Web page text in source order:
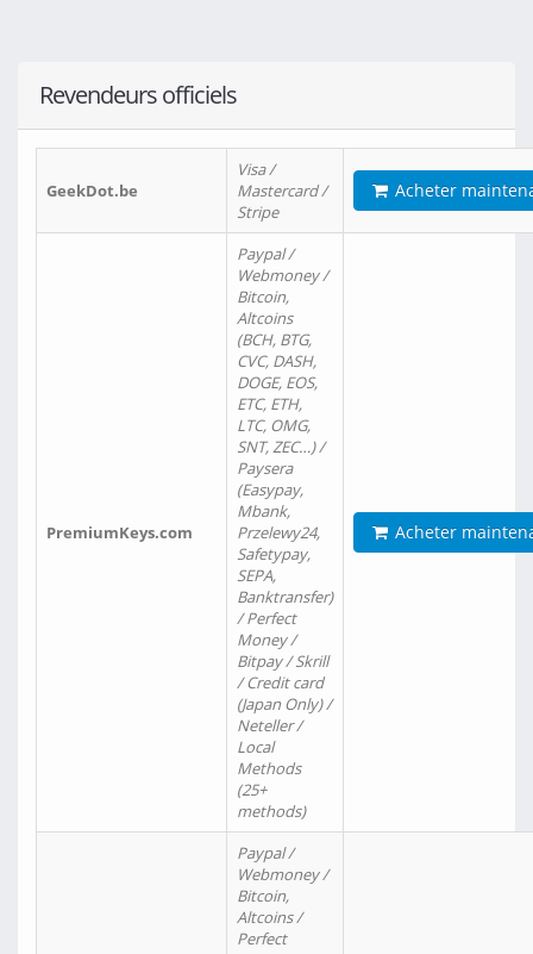
Revendeurs officiels
GeekDot.be
Visa /
Mastercard /
Stripe
Acheter
PremiumKeys.com
Paypal /
Webmoney /
Bitcoin,
Altcoins
(BCH, BTG,
CVC, DASH,
DOGE, EOS,
ETC, ETH,
LTC, OMG,
SNT, ZEC…) /
Paysera
(Easypay,
Mbank,
Przelewy24,
Safetypay,
SEPA,
Banktransfer)
/ Perfect
Money /
Bitpay / Skrill
/ Credit card
(Japan Only) /
Neteller /
Local
Methods
(25+
methods)
Acheter
Paypal /
Webmoney /
Bitcoin,
Altcoins /
Perfect